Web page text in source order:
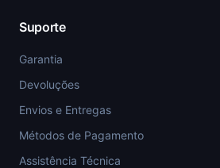
Suporte
Garantia
Devoluções
Envios e Entregas
Métodos de Pagamento
Assistência Técnica